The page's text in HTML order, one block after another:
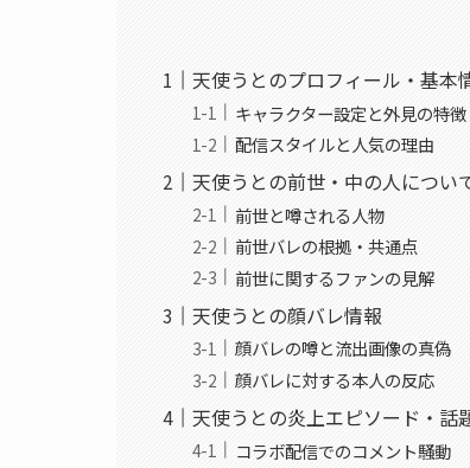
天使うとのプロフィール・基本
キャラクター設定と外見の特徴
配信スタイルと人気の理由
天使うとの前世・中の人につい
前世と噂される人物
前世バレの根拠・共通点
前世に関するファンの見解
天使うとの顔バレ情報
顔バレの噂と流出画像の真偽
顔バレに対する本人の反応
天使うとの炎上エピソード・話
コラボ配信でのコメント騒動